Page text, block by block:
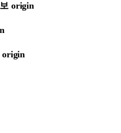
origin
origin